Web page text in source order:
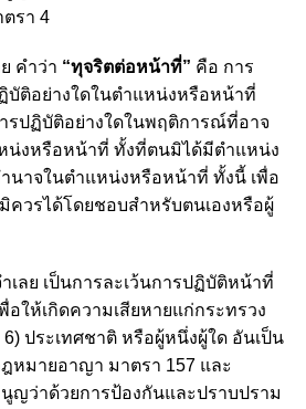
รา 4
คําว่า “ทุจริตต่อหน้าที่” คือ การ
บัติอย่างใดในตำแหน่งหรือหน้าที่
รปฏิบัติอย่างใดในพฤติการณ์ที่อาจ
น่งหรือหน้าที่ ทั้งที่ตนมิได้มีตำแหน่ง
าจในตำแหน่งหรือหน้าที่ ทั้งนี้ เพื่อ
ควรได้โดยชอบสำหรับตนเองหรือผู้
เลย เป็นการละเว้นการปฏิบัติหน้าที่
อให้เกิดความเสียหายแก่กระทรวง
ประเทศชาติ หรือผู้หนึ่งผู้ใด อันเป็น
หมายอาญา มาตรา 157 และ
ญว่าด้วยการป้องกันและปราบปราม